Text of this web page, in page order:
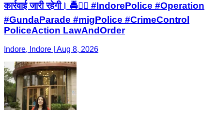
कार्रवाई जारी रहेगी। 🚔👮‍♂️ #IndorePolice #Operation
#GundaParade #migPolice #CrimeControl
PoliceAction LawAndOrder
Indore, Indore | Aug 8, 2026